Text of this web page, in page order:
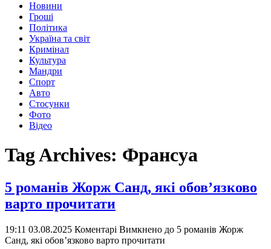
Новини
Гроші
Політика
Україна та світ
Кримінал
Культура
Мандри
Спорт
Авто
Стосунки
Фото
Відео
Tag Archives: Франсуа
5 романів Жорж Санд, які обов’язково
варто прочитати
19:11 03.08.2025 Коментарі Вимкнено до 5 романів Жорж
Санд, які обов’язково варто прочитати